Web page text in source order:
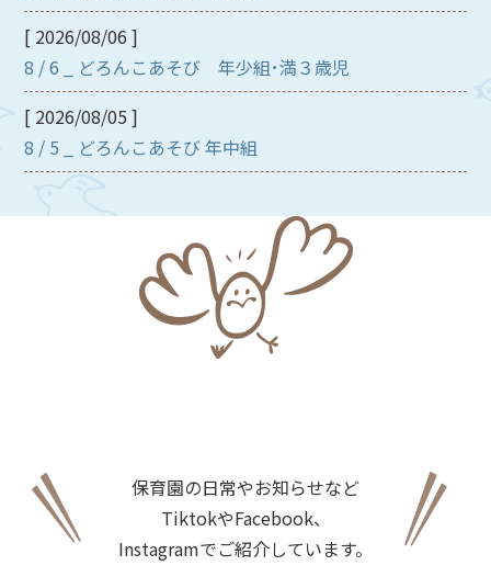
[ 2026/08/06 ]
8 / 6 _ どろんこあそび 年少組･満３歳児
[ 2026/08/05 ]
8 / 5 _ どろんこあそび 年中組
保育園の日常やお知らせなど
TiktokやFacebook、
Instagramでご紹介しています。